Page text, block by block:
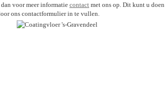
voor meer informatiecontact met ons op. Dit kunt u doen
ons contactformulier in te vullen.